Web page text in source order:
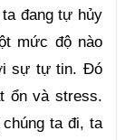
đang tự hủy
mức độ nào
sự tự tin. Đó
ổn và stress.
ta đi, ta